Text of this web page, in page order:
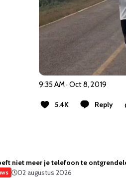
9:35 AM · Oct 8, 2019
5.4K Reply
niet meer je telefoon te
02 augustus 2026